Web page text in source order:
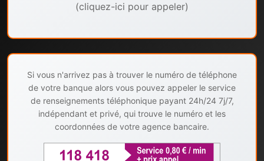
(cliquez-ici pour appeler)
Si vous n'arrivez pas à trouver le numéro de téléphone
de votre banque alors vous pouvez appeler le service
de renseignements téléphonique payant 24h/24 7j/7,
indépendant et privé, qui trouve le numéro et les
coordonnées de votre agence bancaire.